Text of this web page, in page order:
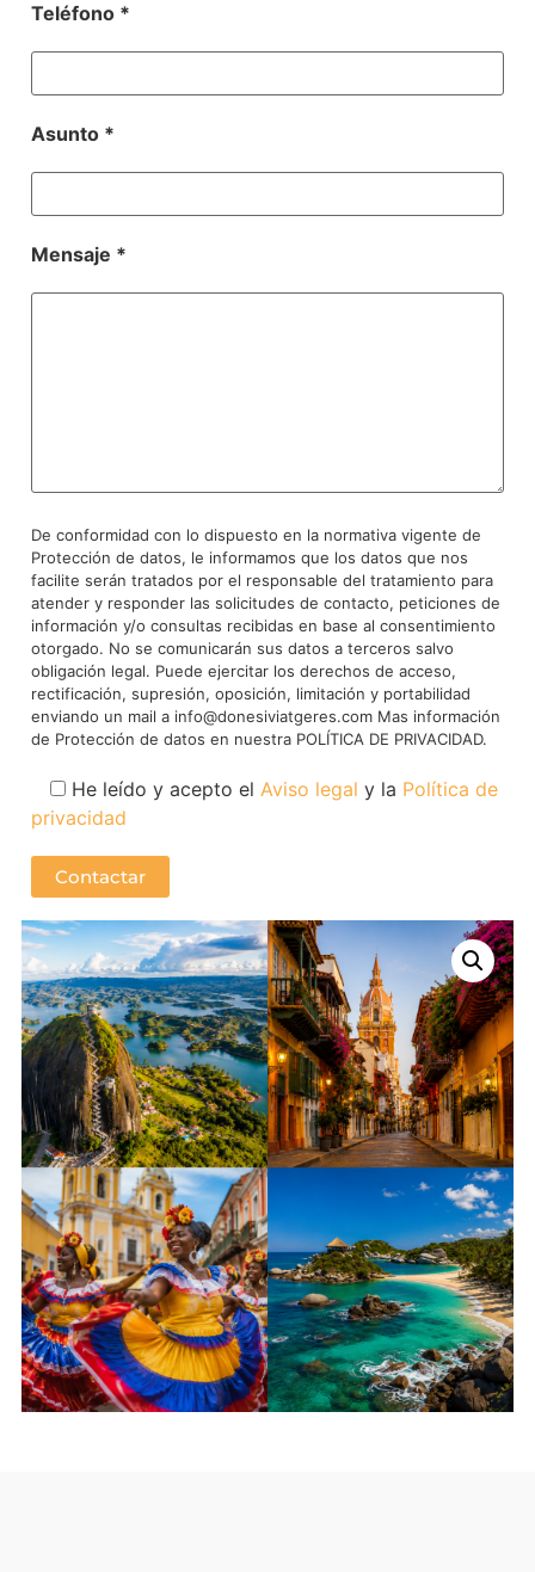
Teléfono *
Asunto *
Mensaje *
De conformidad con lo dispuesto en la normativa vigente de
Protección de datos, le informamos que los datos que nos
facilite serán tratados por el responsable del tratamiento para
atender y responder las solicitudes de contacto, peticiones de
información y/o consultas recibidas en base al consentimiento
otorgado. No se comunicarán sus datos a terceros salvo
obligación legal. Puede ejercitar los derechos de acceso,
rectificación, supresión, oposición, limitación y portabilidad
enviando un mail a info@donesiviatgeres.com Mas información
de Protección de datos en nuestra POLÍTICA DE PRIVACIDAD.
He leído y acepto el Aviso legal y la Política de
privacidad